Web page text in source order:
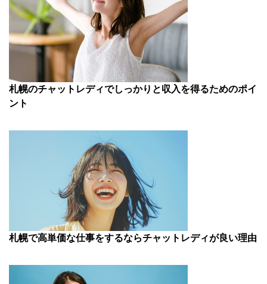
札幌のチャットレディでしっかりと収入を得るためのポイ
ント
札幌で高単価な仕事をするならチャットレディが良い理由